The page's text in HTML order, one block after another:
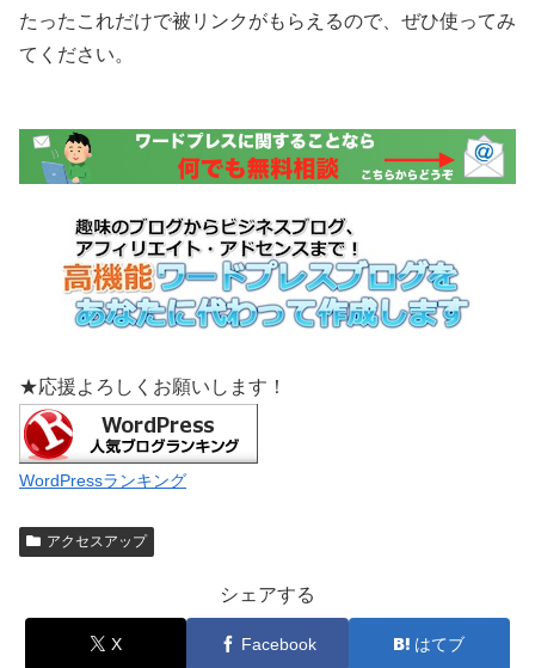
たったこれだけで被リンクがもらえるので、ぜひ使ってみ
てください。
★応援よろしくお願いします！
WordPressランキング
アクセスアップ
シェアする
X Facebook はてブ